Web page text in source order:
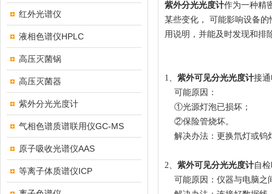
红外光谱仪
液相色谱仪HPLC
高压灭菌锅
高压灭菌器
紫外分光光度计
气相色谱质谱联用仪GC-MS
原子吸收光谱仪AAS
等离子体质谱仪ICP
紫外分光光度计作为一种精
某些变化， 可能影响设备
用说明，并能及时发现和排
1、 紫外可见分光光度计接
可能原因：
①光源灯泡已损坏；
②保险管烧坏。
解决办法：更换氘灯或钨
2、 紫外可见分光光度计自
可能原因：仪器与电脑之